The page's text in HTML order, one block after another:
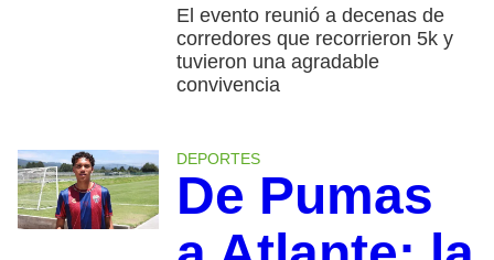
El evento reunió a decenas de
corredores que recorrieron 5k y
tuvieron una agradable
convivencia
DEPORTES
De Pumas